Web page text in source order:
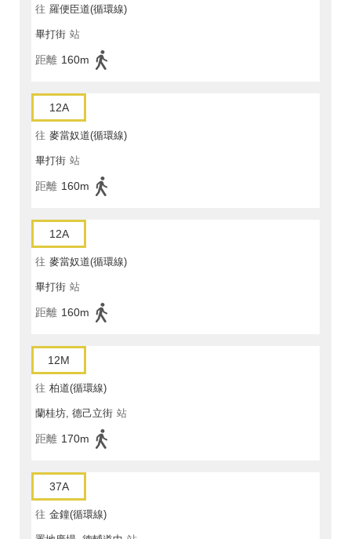
往 羅便臣道(循環線)
畢打街 站
距離 160m
12A
往 麥當奴道(循環線)
畢打街 站
距離 160m
12A
往 麥當奴道(循環線)
畢打街 站
距離 160m
12M
往 柏道(循環線)
蘭桂坊, 德己立街 站
距離 170m
37A
往 金鐘(循環線)